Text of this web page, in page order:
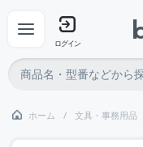
ログイン
ホーム 文具・事務用品